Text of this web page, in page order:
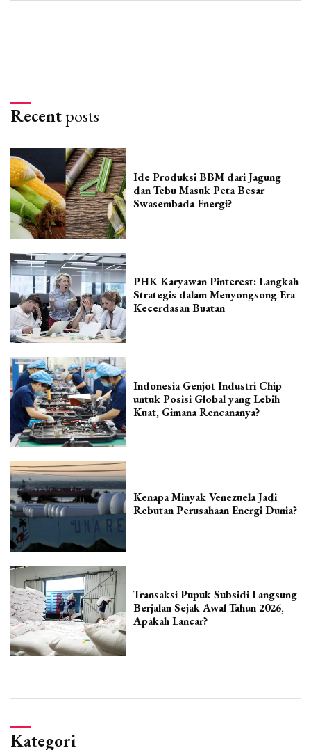
Recentposts
Ide Produksi BBM dari Jagung
dan Tebu Masuk Peta Besar
Swasembada Energi?
PHK Karyawan Pinterest: Langkah
Strategis dalam Menyongsong Era
Kecerdasan Buatan
Indonesia Genjot Industri Chip
untuk Posisi Global yang Lebih
Kuat, Gimana Rencananya?
Kenapa Minyak Venezuela Jadi
Rebutan Perusahaan Energi Dunia?
Transaksi Pupuk Subsidi Langsung
Berjalan Sejak Awal Tahun 2026,
Apakah Lancar?
Kategori